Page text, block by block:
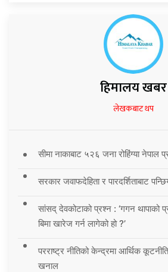
हिमालय खबर
लेखकबाट थप
सीमा नाकाबाट ५२६ जना रोहिंग्या नेपाल
सरकार जवाफदेहिता र पारदर्शिताबाट
सांसद् देवकोटाको प्रश्न : ‘गगन थापाको
बिमा खारेज गर्न लागेको हो ?’
परराष्ट्र नीतिको केन्द्रमा आर्थिक
खनाल